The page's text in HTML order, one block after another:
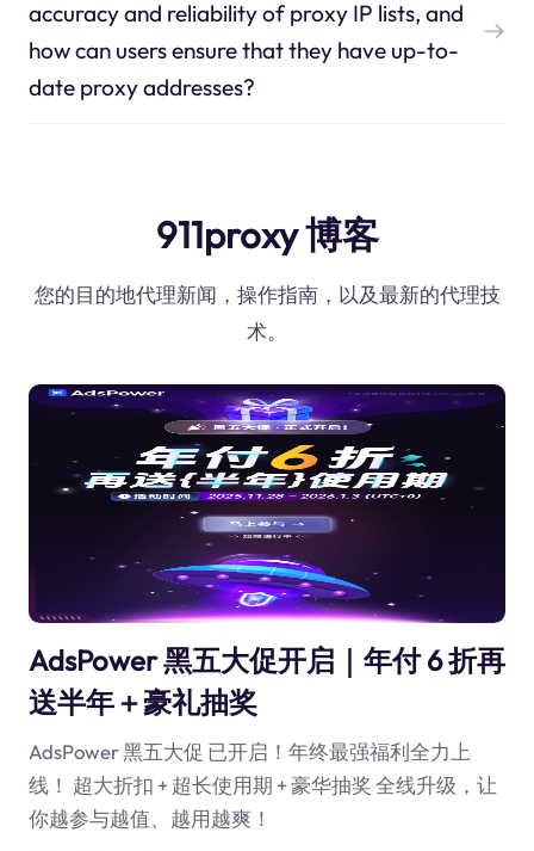
accuracy and reliability of proxy IP lists, and
how can users ensure that they have up-to-
date proxy addresses?
911proxy 博客
您的目的地代理新闻，操作指南，以及最新的代理技
术。
AdsPower 黑五大促开启｜年付 6 折再
送半年＋豪礼抽奖
AdsPower 黑五大促 已开启！年终最强福利全力上
线！ 超大折扣 + 超长使用期 + 豪华抽奖 全线升级，让
你越参与越值、越用越爽！